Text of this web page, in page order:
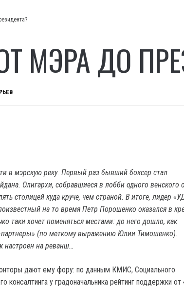
МЭРА ДО
в мэрскую реку. Первый раз бывший боксер стал
Олигархи, собравшиеся в лобби одного венского
столицей куда круче, чем страной. В итоге, лидер
на то время Петр Порошенко оказался в
таки хочет поменяться местами: до него дошло, как
(по меткому выражению Юлии Тимошенко).
настроен на реванш…
дают ему фору: по данным КМИС, Социального
консалтинга у градоначальника рейтинг поддержки от